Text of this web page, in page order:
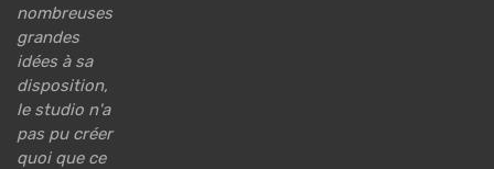
nombreuses
grandes
idées à sa
disposition,
le studio n'a
pas pu créer
quoi que ce